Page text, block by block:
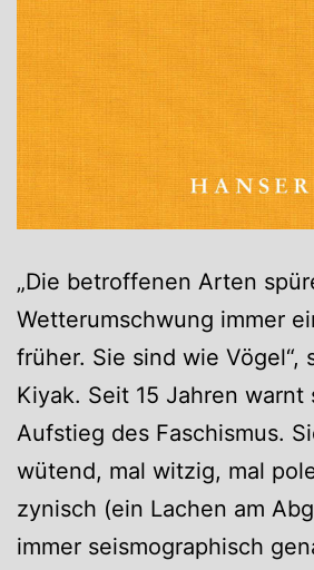
„Die betroffenen Arten
Wetterumschwung immer
früher. Sie sind wie Vögel“,
Kiyak. Seit 15 Jahren warnt
Aufstieg des Faschismus.
wütend, mal witzig, mal
zynisch (ein Lachen am
immer seismographisch